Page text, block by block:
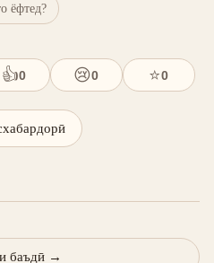
ёфтед?
👍0 😢0 ⭐0
баъдӣ →